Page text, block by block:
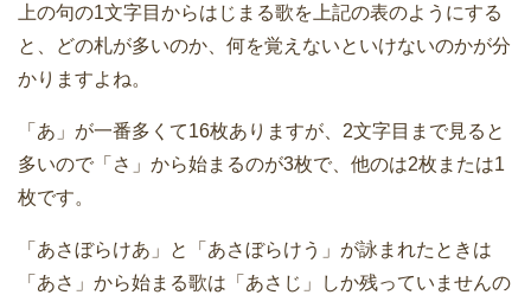
上の句の1文字目からはじまる歌を上記の表のようにする
と、どの札が多いのか、何を覚えないといけないのかが分
かりますよね。
「あ」が一番多くて16枚ありますが、2文字目まで見ると
多いので「さ」から始まるのが3枚で、他のは2枚または1
枚です。
「あさぼらけあ」と「あさぼらけう」が詠まれたときは
「あさ」から始まる歌は「あさじ」しか残っていませんの